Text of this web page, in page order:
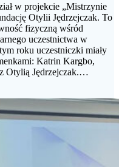
w projekcie „Mistrzynie
Otylii Jędrzejczak. To
fizyczną wśród
uczestnictwa w
roku uczestniczki miały
Katrin Kargbo,
Otylią Jędrzejczak.…